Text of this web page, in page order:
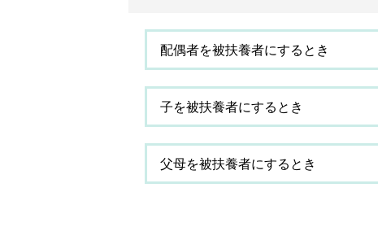
配偶者を被扶養者にするとき
子を被扶養者にするとき
父母を被扶養者にするとき